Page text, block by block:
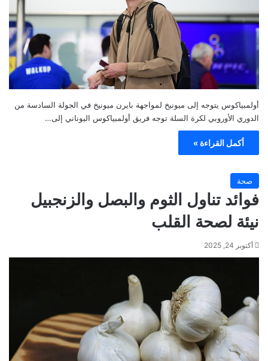
أولمبياكوس يتوجه إلى ميونيخ لمواجهة بايرن ميونيخ في الجولة السادسة من
الدوري الأوروبي لكرة السلة توجه فريق أولمبياكوس اليوناني إلى…
أكمل القراءة »
صحة
فوائد تناول الثوم والبصل والزنجبيل
نيئة لصحة القلب
أكتوبر 24, 2025